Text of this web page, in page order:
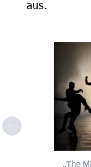
aus.
„The